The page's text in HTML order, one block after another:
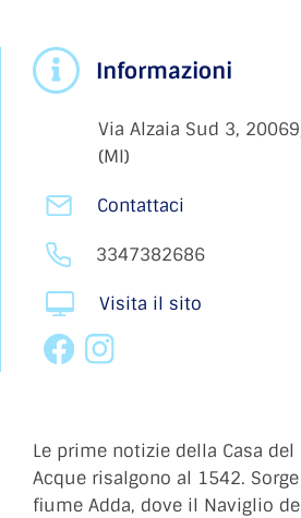
Le prime notizie della Casa
Acque risalgono al 1542.
fiume Adda, dove il Naviglio
Informazioni
Via Alzaia Sud 3,
(MI)
Contattaci
3347382686
Visita il sito